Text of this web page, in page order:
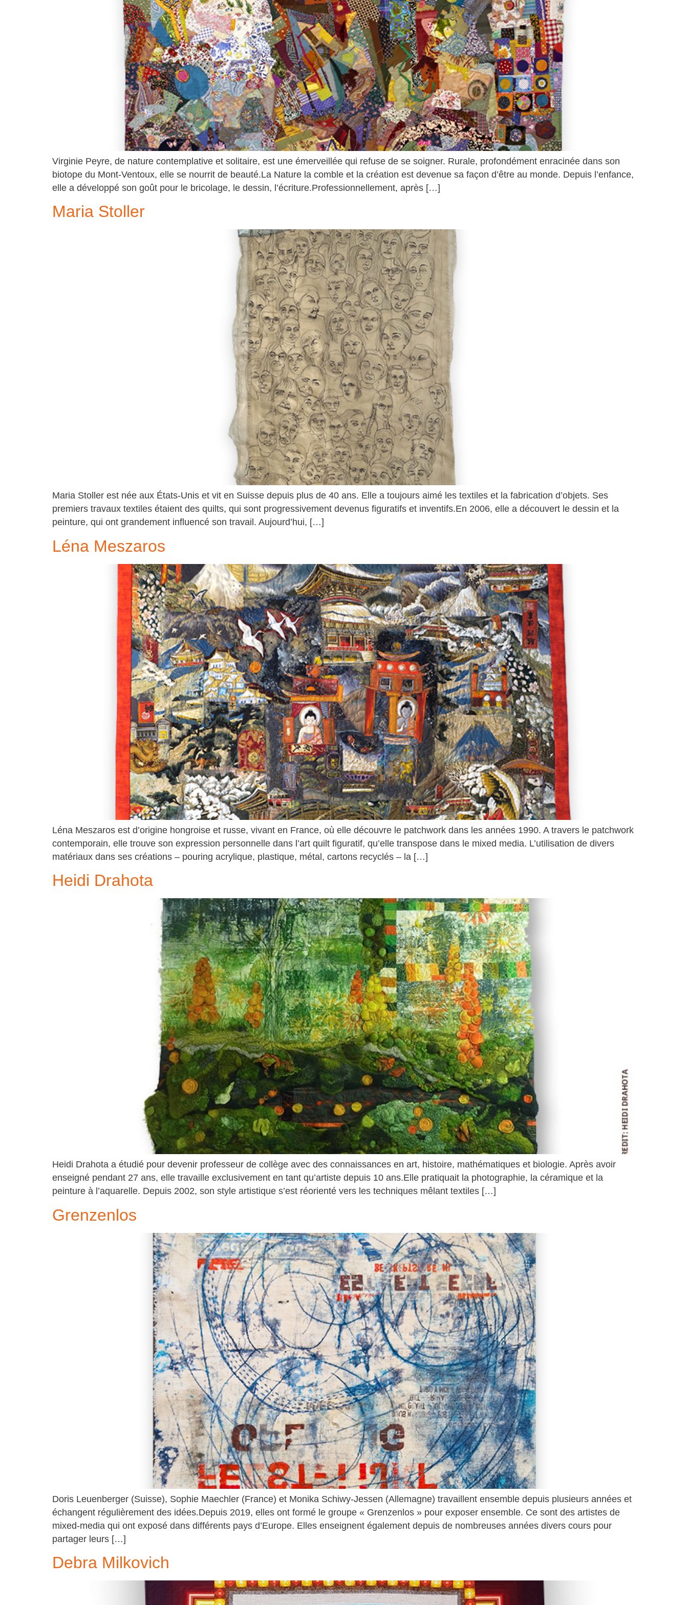
Virginie Peyre, de nature contemplative et solitaire, est une émerveillée qui refuse de se soigner. Rurale, profondément enracinée dans son
biotope du Mont-Ventoux, elle se nourrit de beauté.La Nature la comble et la création est devenue sa façon d’être au monde. Depuis l’enfance,
elle a développé son goût pour le bricolage, le dessin, l’écriture.Professionnellement, après […]
Maria Stoller
Maria Stoller est née aux États-Unis et vit en Suisse depuis plus de 40 ans. Elle a toujours aimé les textiles et la fabrication d’objets. Ses
premiers travaux textiles étaient des quilts, qui sont progressivement devenus figuratifs et inventifs.En 2006, elle a découvert le dessin et la
peinture, qui ont grandement influencé son travail. Aujourd’hui, […]
Léna Meszaros
Léna Meszaros est d’origine hongroise et russe, vivant en France, où elle découvre le patchwork dans les années 1990. A travers le patchwork
contemporain, elle trouve son expression personnelle dans l’art quilt figuratif, qu’elle transpose dans le mixed media. L’utilisation de divers
matériaux dans ses créations – pouring acrylique, plastique, métal, cartons recyclés – la […]
Heidi Drahota
Heidi Drahota a étudié pour devenir professeur de collège avec des connaissances en art, histoire, mathématiques et biologie. Après avoir
enseigné pendant 27 ans, elle travaille exclusivement en tant qu’artiste depuis 10 ans.Elle pratiquait la photographie, la céramique et la
peinture à l’aquarelle. Depuis 2002, son style artistique s’est réorienté vers les techniques mêlant textiles […]
Grenzenlos
Doris Leuenberger (Suisse), Sophie Maechler (France) et Monika Schiwy-Jessen (Allemagne) travaillent ensemble depuis plusieurs années et
échangent régulièrement des idées.Depuis 2019, elles ont formé le groupe « Grenzenlos » pour exposer ensemble. Ce sont des artistes de
mixed-media qui ont exposé dans différents pays d’Europe. Elles enseignent également depuis de nombreuses années divers cours pour
partager leurs […]
Debra Milkovich